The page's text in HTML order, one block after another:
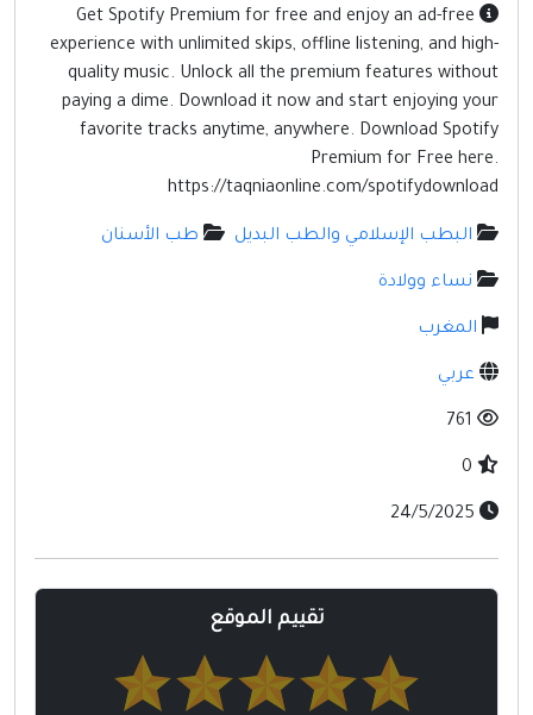
الأسرة والترفيه
كمبيوتر وبرامج
منتديات
مواقع إخباريه
مواقع إسلامية
مواقع طبيه
Get Spotify Premium for free and enjoy an ad-free
experience with unlimited skips, offline listening, and high-
quality music. Unlock all the premium features without
paying a dime. Download it now and start enjoying your
favorite tracks anytime, anywhere. Download Spotify
Premium for Free here.
https://taqniaonline.com/spotifydownload
البطب الإسلامي والطب البديل طب الأسنان
نساء وولادة
المغرب
عربي
تقييم الموقع